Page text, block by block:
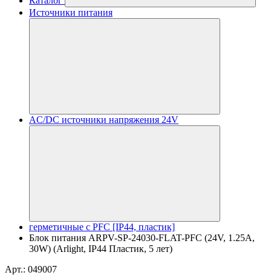
Источники питания
AC/DC источники напряжения 24V
герметичные с PFC [IP44, пластик]
Блок питания ARPV-SP-24030-FLAT-PFC (24V, 1.25A,
30W) (Arlight, IP44 Пластик, 5 лет)
Арт.: 049007